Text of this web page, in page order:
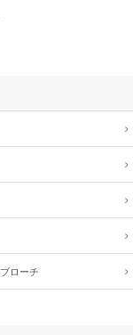
ブローチ